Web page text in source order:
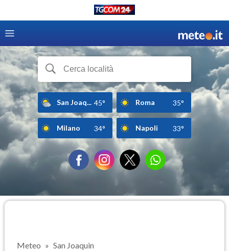
San Joaq... 45° Roma 35°
Milano 34° Napoli 33°
Meteo San Joaquin